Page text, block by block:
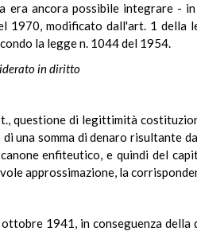
era ancora possibile integrare -
1970, modificato dall'art. 1 della
la legge n. 1044 del 1954.
in diritto
questione di legittimità
una somma di denaro risultante
enfiteutico, e quindi del
approssimazione, la
1941, in conseguenza